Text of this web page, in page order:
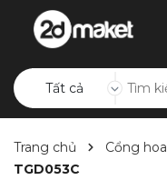
Tất cả
Trang chủ Cổng hoa
TGD053C